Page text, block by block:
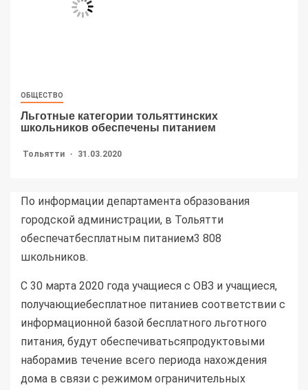
ОБЩЕСТВО
Льготные категории тольяттинских
школьников обеспечены питанием
Тольятти 31.03.2020
По информации департамента образования
городской администрации, в Тольятти
обеспечатбесплатным питанием3 808
школьников.
С 30 марта 2020 года учащиеся с ОВЗ и учащиеся,
получающиебесплатное питаниев соответствии с
информационной базой бесплатного льготного
питания, будут обеспечиватьсяпродуктовыми
наборамив течение всего периода нахождения
дома в связи с режимом ограничительных